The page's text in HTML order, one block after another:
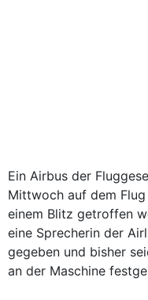
Ein Airbus der
Mittwoch auf dem
einem Blitz getroffen
eine Sprecherin der
gegeben und bisher
an der Maschine